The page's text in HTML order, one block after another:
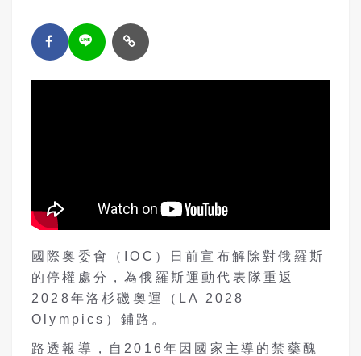
國際奧委會（IOC）日前宣布解除對俄羅斯
的停權處分，為俄羅斯運動代表隊重返
2028年洛杉磯奧運（LA 2028
Olympics）鋪路。
路透報導，自2016年因國家主導的禁藥醜